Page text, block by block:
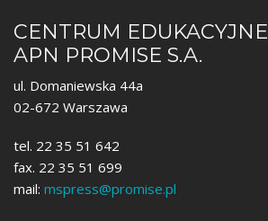
CENTRUM EDUKACYJNE
APN PROMISE S.A.
ul. Domaniewska 44a
02-672 Warszawa
tel. 22 35 51 642
fax. 22 35 51 699
mail: mspress@promise.pl